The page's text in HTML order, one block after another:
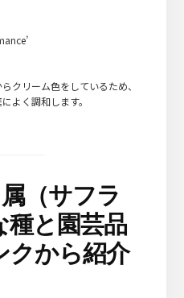
クリーム色をしているため、
よく調和します。
（サフラ
種と園芸品
クから紹介